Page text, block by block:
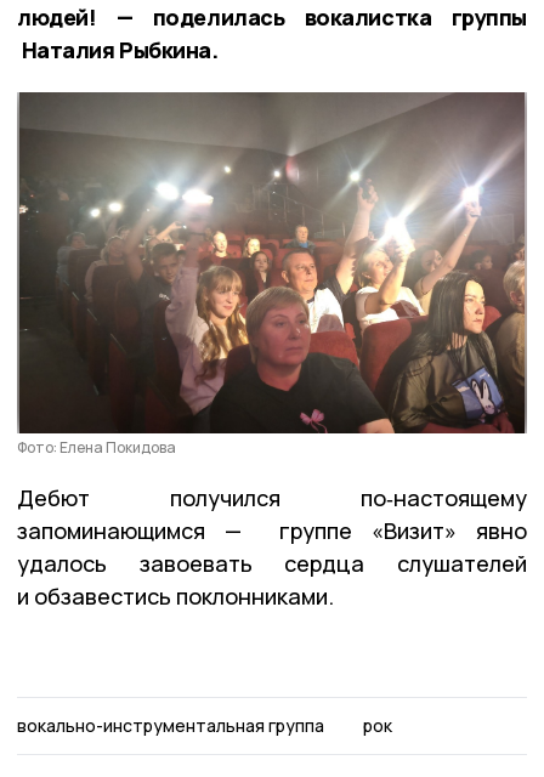
людей! — поделилась вокалистка группы
Наталия Рыбкина.
Фото: Елена Покидова
Дебют получился по‑настоящему
запоминающимся — группе «Визит» явно
удалось завоевать сердца слушателей
и обзавестись поклонниками.
вокально-инструментальная группа рок